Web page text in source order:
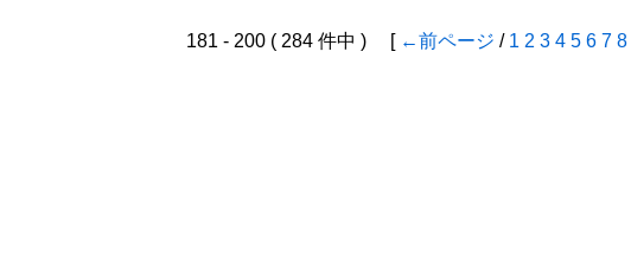
181 - 200 ( 284 件中 ) [ ←前ページ / 1 2 3 4 5 6 7 8